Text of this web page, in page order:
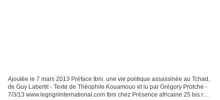
Ajoutée le 7 mars 2013 Préface Ibni, une vie politique assassinée au Tchad,
de Guy Labertit - Texte de Théophile Kouamouo et lu par Grégory Protche -
7/3/13 www.legrigriinternational.com Ibni chez Présence africaine 25 bis rue